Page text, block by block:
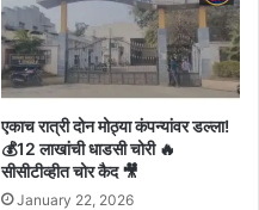
एकाच रात्री दोन मोठ्या कंपन्यांवर डल्ला!
💰12 लाखांची धाडसी चोरी 🔥
सीसीटीव्हीत चोर कैद 🎥
January 22, 2026